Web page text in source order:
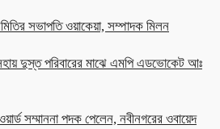
সভাপতি ওয়াকেয়া, সম্পাদক মিলন
দুস্ত পরিবারের মাঝে এমপি এডভোকেট আঃ
সম্মাননা পদক পেলেন, নবীনগরের ওবায়েদ